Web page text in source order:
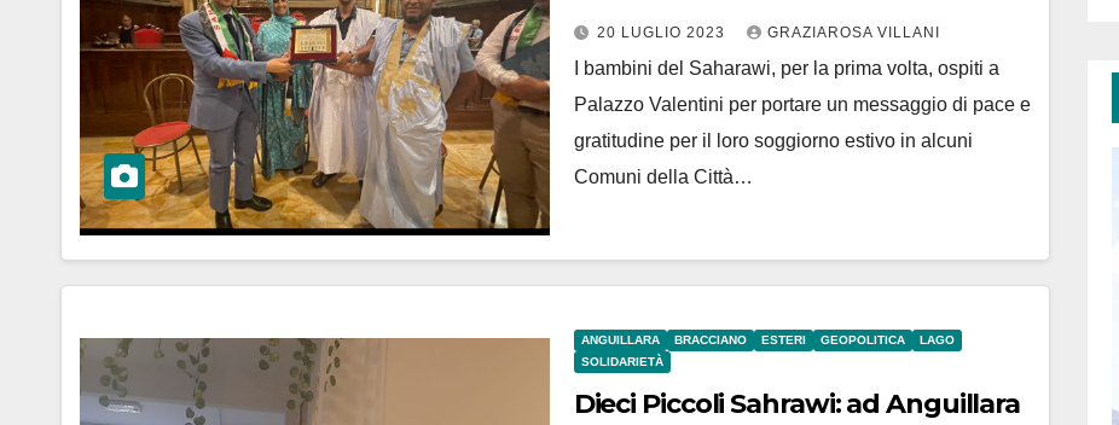
SAHARAWI A PALAZZO VALENTINI.
SANNA: “I NOSTRI COMUNI
LUOGHI DI PACE PER I POPOLI IN
GUERRA”
20 LUGLIO 2023 GRAZIAROSA VILLANI
I bambini del Saharawi, per la prima volta, ospiti a
Palazzo Valentini per portare un messaggio di pace e
gratitudine per il loro soggiorno estivo in alcuni
Comuni della Città…
ANGUILLARA BRACCIANO ESTERI GEOPOLITICA
LAGO
SOLIDARIETÀ
Dieci Piccoli Sahrawi: ad Anguillara